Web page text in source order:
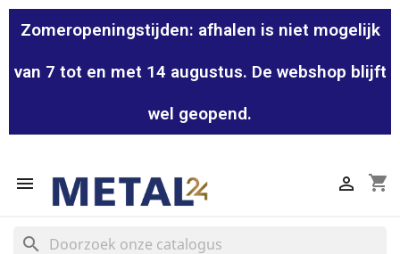
Zomeropeningstijden: afhalen is niet mogelijk
van 7 tot en met 14 augustus. De webshop blijft
wel geopend.
 shopping_cart

search